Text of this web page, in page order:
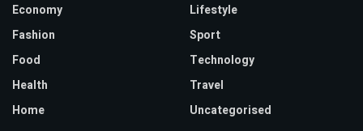
Economy
Fashion
Food
Health
Home
Lifestyle
Sport
Technology
Travel
Uncategorised